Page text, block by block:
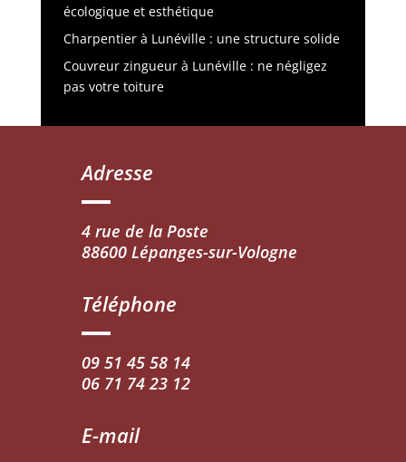
écologique et esthétique
Charpentier à Lunéville : une structure solide
Couvreur zingueur à Lunéville : ne négligez
pas votre toiture
Adresse
4 rue de la Poste
88600 Lépanges-sur-Vologne
Téléphone
09 51 45 58 14
06 71 74 23 12
E-mail